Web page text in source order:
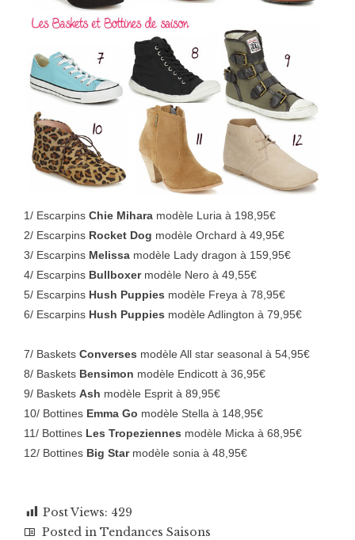
1/ Escarpins Chie Mihara modèle Luria à 198,95€
2/ Escarpins Rocket Dog modèle Orchard à 49,95€
3/ Escarpins Melissa modèle Lady dragon à 159,95€
4/ Escarpins Bullboxermodèle Nero à 49,55€
5/ Escarpins Hush Puppies modèle Freya à 78,95€
6/ Escarpins Hush Puppies modèle Adlington à 79,95€
7/ Baskets Converses modèle All star seasonal à 54,95€
8/ Baskets Bensimon modèle Endicott à 36,95€
9/ Baskets Ash modèle Esprit à 89,95€
10/ Bottines Emma Go modèle Stella à 148,95€
11/ Bottines Les Tropeziennes modèle Micka à 68,95€
12/ Bottines Big Starmodèle sonia à 48,95€
Post Views: 429
Posted in Tendances Saisons